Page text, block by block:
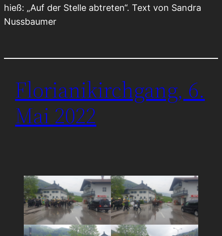
hieß: „Auf der Stelle abtreten“. Text von Sandra
Nussbaumer
Florianikirchgang, 6.
Mai 2022